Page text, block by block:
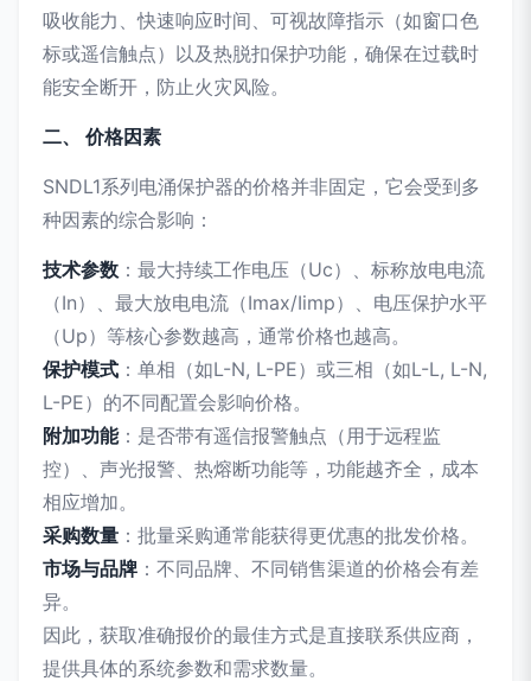
吸收能力、快速响应时间、可视故障指示（如窗口色
标或遥信触点）以及热脱扣保护功能，确保在过载时
能安全断开，防止火灾风险。
二、 价格因素
SNDL1系列电涌保护器的价格并非固定，它会受到多
种因素的综合影响：
技术参数 ：最大持续工作电压（Uc）、标称放电电流
（In）、最大放电电流（Imax/Iimp）、电压保护水平
（Up）等核心参数越高，通常价格也越高。
保护模式 ：单相（如L-N, L-PE）或三相（如L-L, L-N,
L-PE）的不同配置会影响价格。
附加功能：是否带有遥信报警触点（用于远程监
控）、声光报警、热熔断功能等，功能越齐全，成本
相应增加。
采购数量 ：批量采购通常能获得更优惠的批发价格。
市场与品牌 ：不同品牌、不同销售渠道的价格会有差
异。
因此，获取准确报价的最佳方式是直接联系供应商，
提供具体的系统参数和需求数量。